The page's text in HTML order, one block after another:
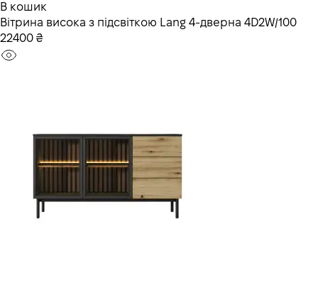
В кошик
Вітрина висока з підсвіткою Lang 4-дверна 4D2W/100
22400 ₴